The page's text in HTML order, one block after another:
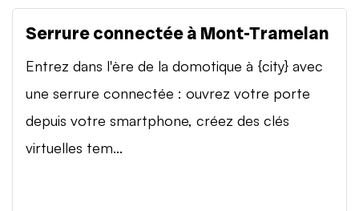
Serrure connectée à Mont-Tramelan
Entrez dans l'ère de la domotique à {city} avec
une serrure connectée : ouvrez votre porte
depuis votre smartphone, créez des clés
virtuelles tem...